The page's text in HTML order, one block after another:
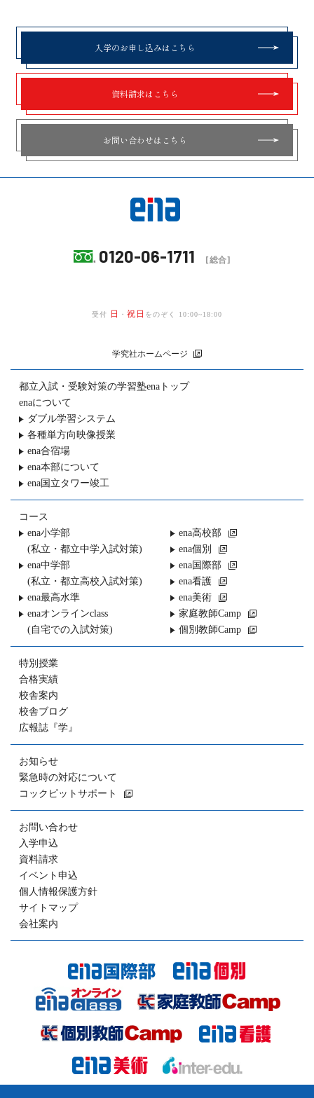
入学のお申し込みはこちら
資料請求はこちら
お問い合わせはこちら
0120-06-1711 [総合]
受付 日 ・ 祝日 をのぞく 10:00~18:00
学究社ホームページ
都立入試・受験対策の学習塾enaトップ
enaについて
ダブル学習システム
各種単方向映像授業
ena合宿場
ena本部について
ena国立タワー竣工
コース
ena小学部
(私立・都立中学入試対策)
ena中学部
(私立・都立高校入試対策)
ena最高水準
enaオンラインclass
(自宅での入試対策)
ena高校部
ena個別
ena国際部
ena看護
ena美術
家庭教師Camp
個別教師Camp
特別授業
合格実績
校舎案内
校舎ブログ
広報誌『学』
お知らせ
緊急時の対応について
コックピットサポート
お問い合わせ
入学申込
資料請求
イベント申込
個人情報保護方針
サイトマップ
会社案内